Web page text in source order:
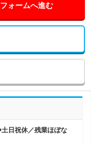
ォームへ進む
日祝休／残業ほぼな